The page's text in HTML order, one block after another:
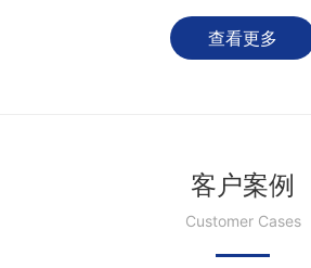
查看更多
客户案例
Customer Cases